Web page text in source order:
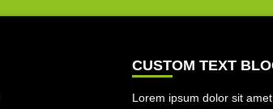
CUSTOM TEXT
Lorem ipsum dolor sit